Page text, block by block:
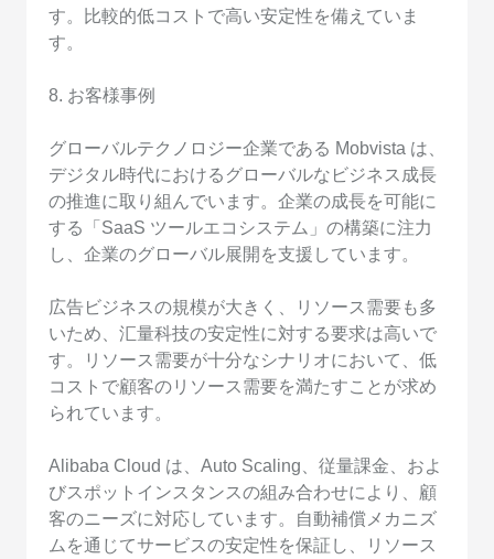
す。比較的低コストで高い安定性を備えていま
す。
8. お客様事例
グローバルテクノロジー企業である Mobvista は、
デジタル時代におけるグローバルなビジネス成長
の推進に取り組んでいます。企業の成長を可能に
する「SaaS ツールエコシステム」の構築に注力
し、企業のグローバル展開を支援しています。
広告ビジネスの規模が大きく、リソース需要も多
いため、汇量科技の安定性に対する要求は高いで
す。リソース需要が十分なシナリオにおいて、低
コストで顧客のリソース需要を満たすことが求め
られています。
Alibaba Cloud は、Auto Scaling、従量課金、およ
びスポットインスタンスの組み合わせにより、顧
客のニーズに対応しています。自動補償メカニズ
ムを通じてサービスの安定性を保証し、リソース